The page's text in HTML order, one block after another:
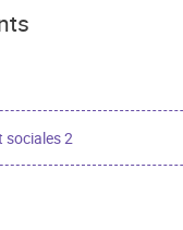
sociales 2